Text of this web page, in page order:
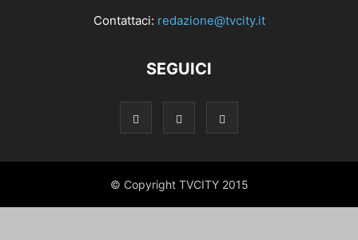
Contattaci: redazione@tvcity.it
SEGUICI
© Copyright TVCITY 2015